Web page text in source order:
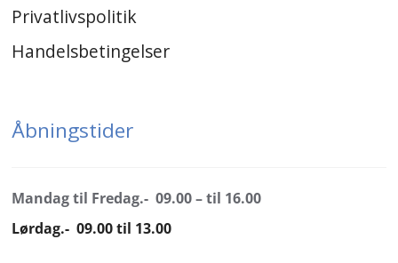
Privatlivspolitik
Handelsbetingelser
Åbningstider
Mandag til Fredag.- 09.00 – til 16.00
Lørdag.- 09.00 til 13.00